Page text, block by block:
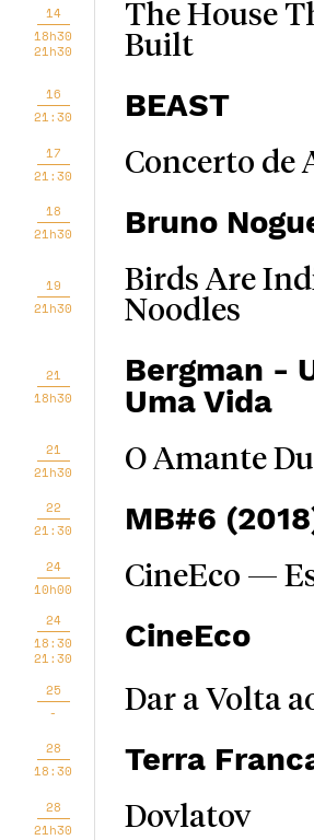
14
18h30
21h30
The House
Built
16
21:30
BEAST
17
21:30
Concerto de
18
21h30
Bruno
19
21h30
Birds Are
Noodles
21
18h30
Bergman -
Uma Vida
21
21h30
O Amante
22
21:30
MB#6
24
10h00
CineEco —
24
18:30
21:30
CineEco
25
-
Dar a Volta
28
18:30
Terra
28
21h30
Dovlatov